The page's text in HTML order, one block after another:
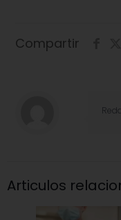
Compartir
Articulos